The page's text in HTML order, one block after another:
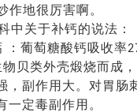
作地很厉害啊。
关于补钙的说法：
：葡萄糖酸钙吸收率
物贝类外壳煅烧而成
，副作用大。对胃
一定毒副作用。